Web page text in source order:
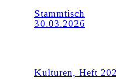
Stammtisch
30.03.2026
Kulturen, Heft